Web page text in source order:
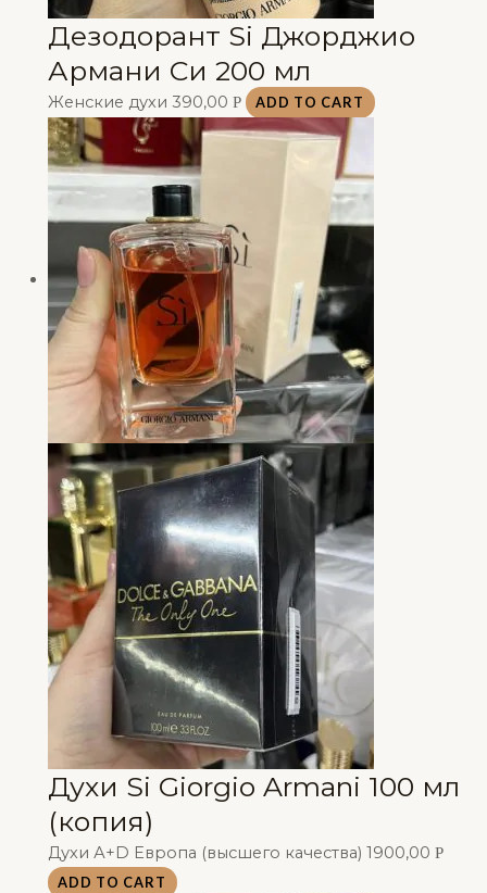
Дезодорант Si Джорджио
Армани Си 200 мл
Женские духи 390,00 Р ADD TO CART
Духи Si Giorgio Armani 100 мл
(копия)
Духи А+D Европа (высшего качества) 1900,00 Р
ADD TO CART